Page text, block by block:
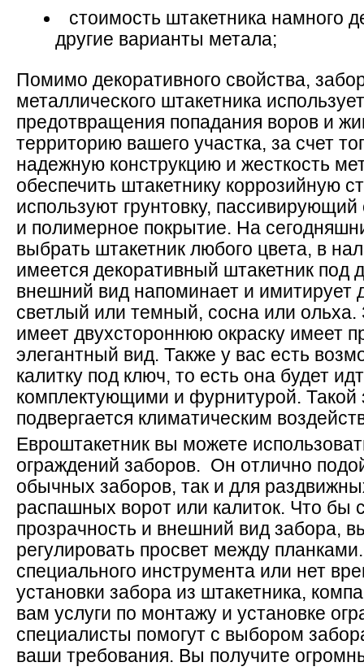
стоимость штакетника намного
другие варианты метала;
Помимо декоративного свойства,
металлического штакетника
предотвращения попадания воров и
территорию вашего участка, за счет
надежную конструкцию и жесткость
обеспечить штакетнику коррозийную
используют грунтовку,
и полимерное покрытие. На
выбрать штакетник любого цвета, в
имеется декоративный штакетник под
внешний вид напоминает и имитирует
светлый или темный, сосна или ольха.
имеет двухстороннюю окраску имеет
элегантный вид. Также у вас есть
калитку под ключ, то есть она будет
комплектующими и фурнитурой. Такой
подвергается климатическим
Евроштакетник вы можете
ограждений заборов. Он отлично
обычных заборов, так и для
распашных ворот или калиток. Что бы
прозрачность и внешний вид забора,
регулировать просвет между
специального инструмента или нет
установки забора из штакетника,
вам услуги по монтажу и установке
специалисты помогут с выбором
ваши требования. Вы получите